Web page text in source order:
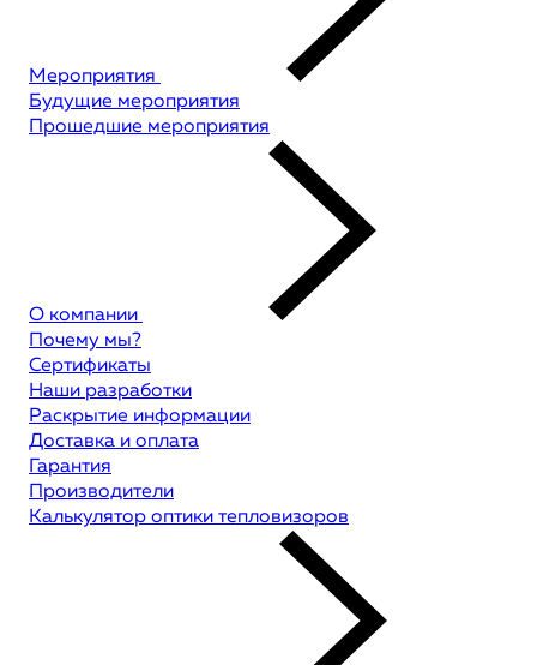
Мероприятия
Будущие мероприятия
Прошедшие мероприятия
О компании
Почему мы?
Сертификаты
Наши разработки
Раскрытие информации
Доставка и оплата
Гарантия
Производители
Калькулятор оптики тепловизоров